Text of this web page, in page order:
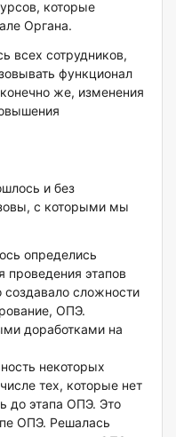
которые
Органа.
всех сотрудников,
функционал
же, изменения
и без
с которыми мы
определись
проведения этапов
создавало сложности
ОПЭ.
доработками на
некоторых
тех, которые нет
до этапа ОПЭ. Это
ОПЭ. Решалась